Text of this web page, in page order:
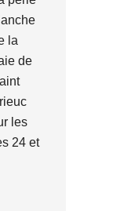
la
de
les
24 et